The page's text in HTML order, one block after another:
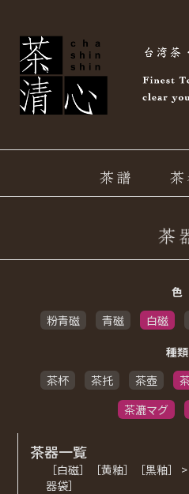
色
粉青磁
青磁 白磁
種類
茶杯
茶托 茶壺
茶漉マグ
茶器一覧
［白磁］［黄釉］［黒釉］
器袋］